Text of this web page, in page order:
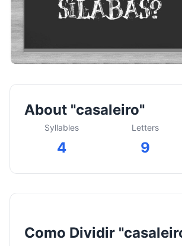
About "casaleiro"
Syllables
4
Letters
9
Como Dividir